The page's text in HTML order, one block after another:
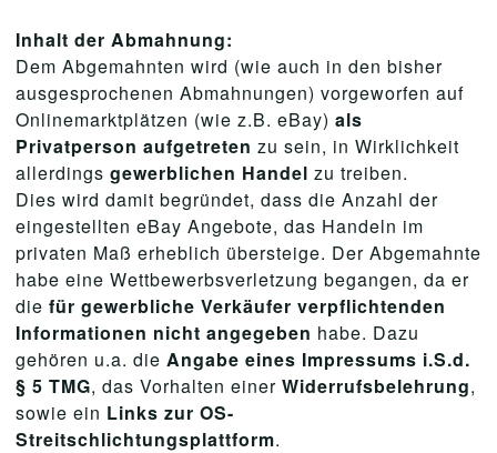
Inhalt der Abmahnung:
Dem Abgemahnten wird (wie auch in den bisher
ausgesprochenen Abmahnungen) vorgeworfen auf
Onlinemarktplätzen (wie z.B. eBay) als
Privatperson aufgetreten zu sein, in Wirklichkeit
allerdings gewerblichen Handel zu treiben.
Dies wird damit begründet, dass die Anzahl der
eingestellten eBay Angebote, das Handeln im
privaten Maß erheblich übersteige. Der Abgemahnte
habe eine Wettbewerbsverletzung begangen, da er
die für gewerbliche Verkäufer verpflichtenden
Informationen nicht angegeben habe. Dazu
gehören u.a. die Angabe eines Impressums i.S.d.
§ 5 TMG, das Vorhalten einer Widerrufsbelehrung,
sowie ein Links zur OS-
Streitschlichtungsplattform.